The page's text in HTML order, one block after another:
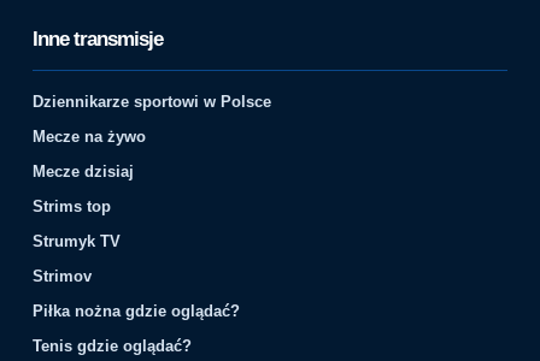
Inne transmisje
Dziennikarze sportowi w Polsce
Mecze na żywo
Mecze dzisiaj
Strims top
Strumyk TV
Strimov
Piłka nożna gdzie oglądać?
Tenis gdzie oglądać?